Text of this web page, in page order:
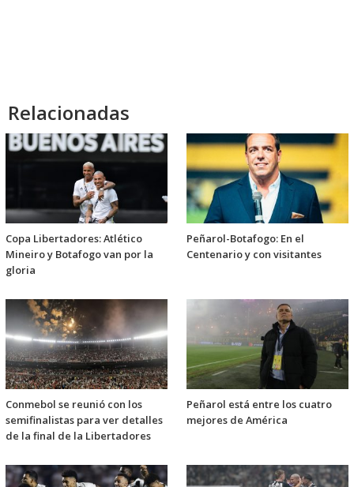
Relacionadas
Copa Libertadores: Atlético
Mineiro y Botafogo van por la
gloria
Peñarol-Botafogo: En el
Centenario y con visitantes
Conmebol se reunió con los
semifinalistas para ver detalles
de la final de la Libertadores
Peñarol está entre los cuatro
mejores de América